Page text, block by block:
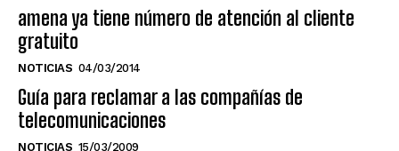
amena ya tiene número de atención al cliente
gratuito
NOTICIAS 04/03/2014
Guía para reclamar a las compañías de
telecomunicaciones
NOTICIAS 15/03/2009